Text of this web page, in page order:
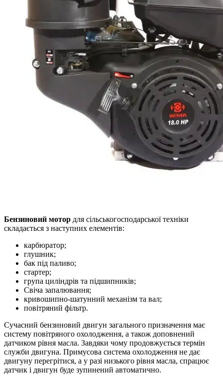
Бензиновий мотор для сільськогосподарської техніки
складається з наступних елементів:
карбюратор;
глушник;
бак під паливо;
стартер;
група циліндрів та підшипників;
Свіча запалювання;
кривошипно-шатунний механізм та вал;
повітряний фільтр.
Сучасний бензиновий двигун загального призначення має
систему повітряного охолодження, а також доповнений
датчиком рівня масла. Завдяки чому продовжується термін
служби двигуна. Примусова система охолодження не дає
двигуну перегрітися, а у разі низького рівня масла, спрацює
датчик і двигун буде зупинений автоматично.